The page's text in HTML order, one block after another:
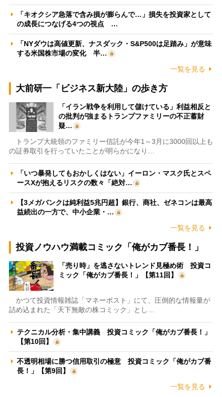
「キオクシア急落で含み損が膨らんで…」損失を投資家として
の成長につなげる4つの視点 …
「NYダウは高値更新、ナスダック・S&P500は足踏み」が意味
する米国株市場の変化 半…
一覧を見る
大前研一「ビジネス新大陸」の歩き方
「イラン戦争を利用して儲けている」利益相反と
の批判が強まるトランプファミリーの不正蓄財
疑…
トランプ大統領のファミリー信託が今年1～3月に3000回以上も
の証券取引を行っていたことが明らかになり…
「いつ暴発してもおかしくはない」イーロン・マスク氏とスペ
ースXが抱えるリスクの数々「絶対…
【3メガバンクは純利益5兆円超】銀行、商社、ゼネコンは最高
益続出の一方で、中小企業・…
一覧を見る
投資ノウハウ満載コミック「俺がカブ番長！」
「売り時」を逃さないトレンド見極め術 投資コ
ミック「俺がカブ番長！」【第11回】
かつて投資情報雑誌「マネーポスト」にて、圧倒的な情報量が
詰め込まれた「天下無敵の株コミック」とし…
テクニカル分析・集中講義 投資コミック「俺がカブ番長！」
【第10回】
不透明相場に勝つ信用取引の極意 投資コミック「俺がカブ番
長！」【第9回】
一覧を見る